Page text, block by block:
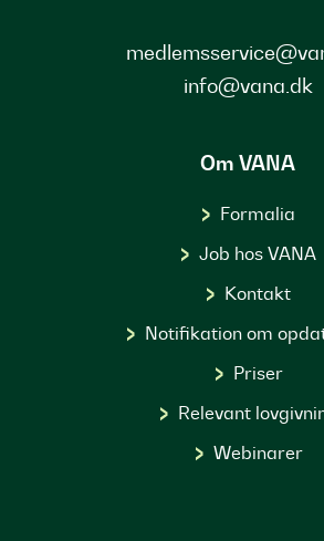
info@vana.dk
Om VANA
Formalia
Job hos VANA
Kontakt
Notifikation om
Priser
Relevant
Webinarer